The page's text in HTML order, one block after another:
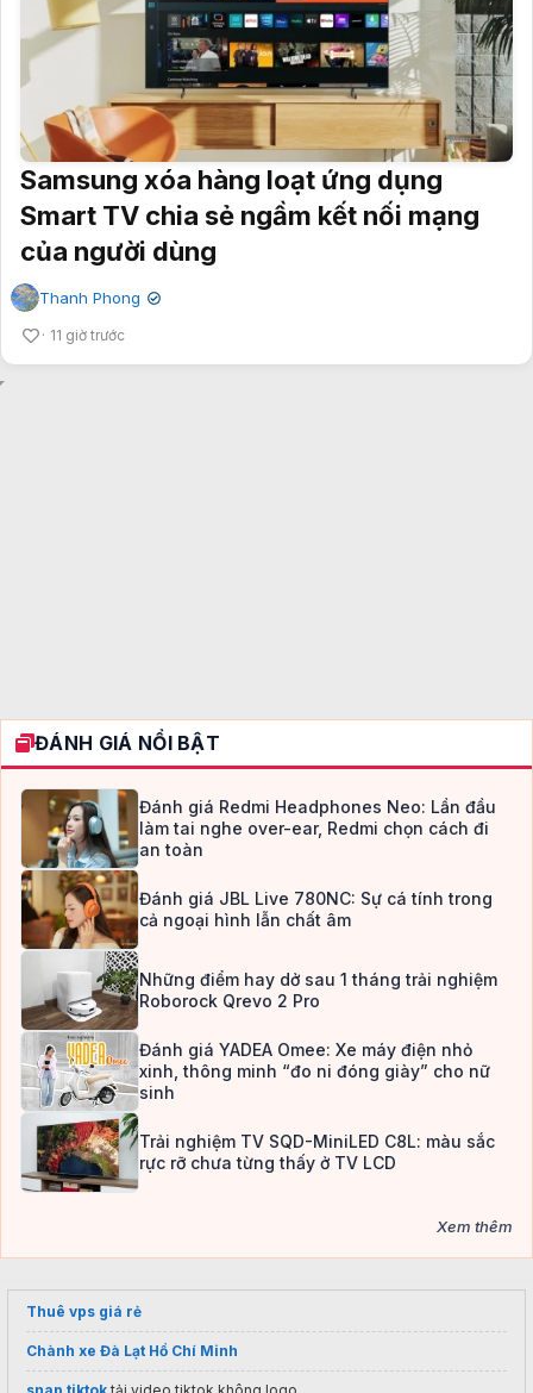
Samsung xóa hàng loạt ứng dụng
Smart TV chia sẻ ngầm kết nối mạng
của người dùng
Thanh Phong ✔
11 giờ trước
ĐÁNH GIÁ NỔI BẬT
Đánh giá Redmi Headphones Neo: Lần đầu
làm tai nghe over-ear, Redmi chọn cách đi
an toàn
Đánh giá JBL Live 780NC: Sự cá tính trong
cả ngoại hình lẫn chất âm
Những điểm hay dở sau 1 tháng trải nghiệm
Roborock Qrevo 2 Pro
Đánh giá YADEA Omee: Xe máy điện nhỏ
xinh, thông minh “đo ni đóng giày” cho nữ
sinh
Trải nghiệm TV SQD-MiniLED C8L: màu sắc
rực rỡ chưa từng thấy ở TV LCD
Xem thêm
Thuê vps giá rẻ
Chành xe Đà Lạt Hồ Chí Minh